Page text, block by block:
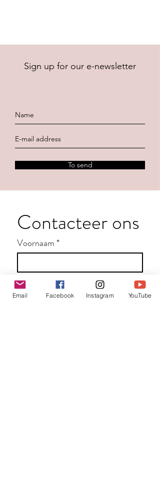
Sign up for our e-newsletter
To send
Contacteer ons
Voornaam*
Familienaam
Email Facebook Instagram YouTube